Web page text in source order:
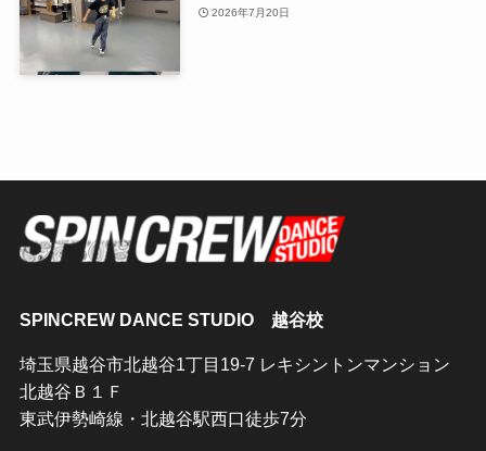
2026年7月20日
SPINCREW DANCE STUDIO 越谷校
埼玉県越谷市北越谷1丁目19-7 レキシントンマンション
北越谷Ｂ１Ｆ
東武伊勢崎線・北越谷駅西口徒歩7分